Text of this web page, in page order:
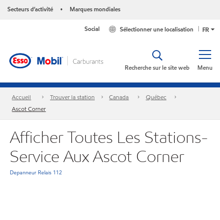
Secteurs d’activité • Marques mondiales
FR
Sélectionner une localisation
Social
Menu
Recherche sur le site web
Accueil Trouver la station Canada
Québec
Ascot Corner
Afficher Toutes Les Stations-
Service Aux Ascot Corner
Depanneur Relais 112